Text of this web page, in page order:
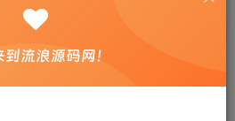
流浪源码网！